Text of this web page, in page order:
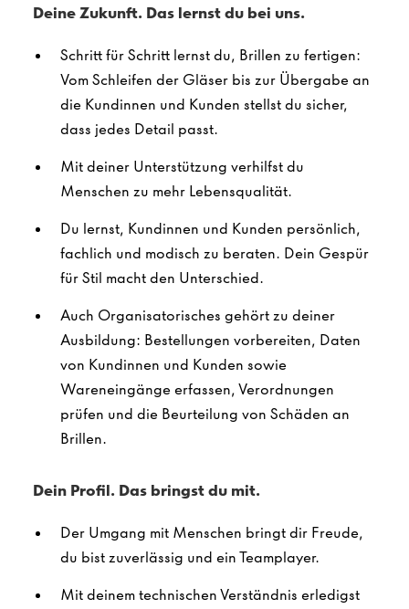
Deine Zukunft. Das lernst du bei uns.
Schritt für Schritt lernst du, Brillen zu fertigen:
Vom Schleifen der Gläser bis zur Übergabe an
die Kundinnen und Kunden stellst du sicher,
dass jedes Detail passt.
Mit deiner Unterstützung verhilfst du
Menschen zu mehr Lebensqualität.
Du lernst, Kundinnen und Kunden persönlich,
fachlich und modisch zu beraten. Dein Gespür
für Stil macht den Unterschied.
Auch Organisatorisches gehört zu deiner
Ausbildung: Bestellungen vorbereiten, Daten
von Kundinnen und Kunden sowie
Wareneingänge erfassen, Verordnungen
prüfen und die Beurteilung von Schäden an
Brillen.
Dein Profil. Das bringst du mit.
Der Umgang mit Menschen bringt dir Freude,
du bist zuverlässig und ein Teamplayer.
Mit deinem technischen Verständnis erledigst